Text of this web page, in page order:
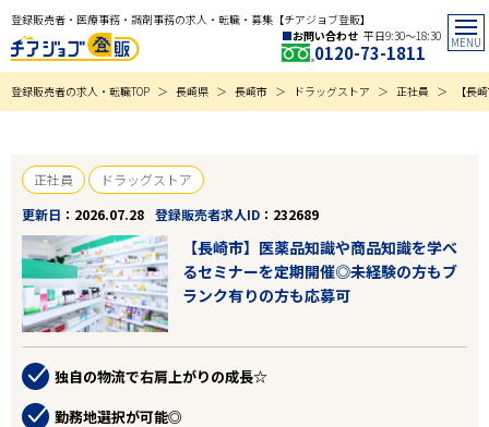
登録販売者・医療事務・調剤事務の求人・転職・募集【チアジョブ登販】
お問い合わせ 平日9:30〜18:30
0120-73-1811
登録販売者の求人・転職TOP 長崎県 長崎市 ドラッグストア 正社員 【長
正社員
ドラッグストア
更新日
2026.07.28 登録販売者求人ID 232689
【長崎市】医薬品知識や商品知識を学べ
るセミナーを定期開催◎未経験の方もブ
ランク有りの方も応募可
独自の物流で右肩上がりの成長☆
勤務地選択が可能◎